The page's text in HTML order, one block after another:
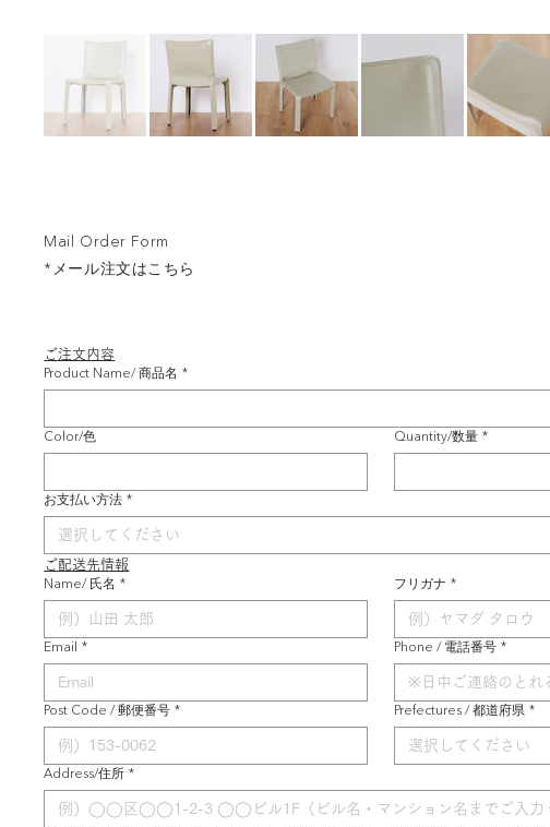
ご注文内容
Product Name/ 商品名 *
Color/色 Quantity/数量 *
お支払い方法 *
選択してください
ご配送先情報
Name/ 氏名 * フリガナ *
Email * Phone / 電話番号 *
Post Code / 郵便番号 * Prefectures / 都道府県 *
選択してください
Address/住所 *
Mail Order Form
*メール注文はこちら